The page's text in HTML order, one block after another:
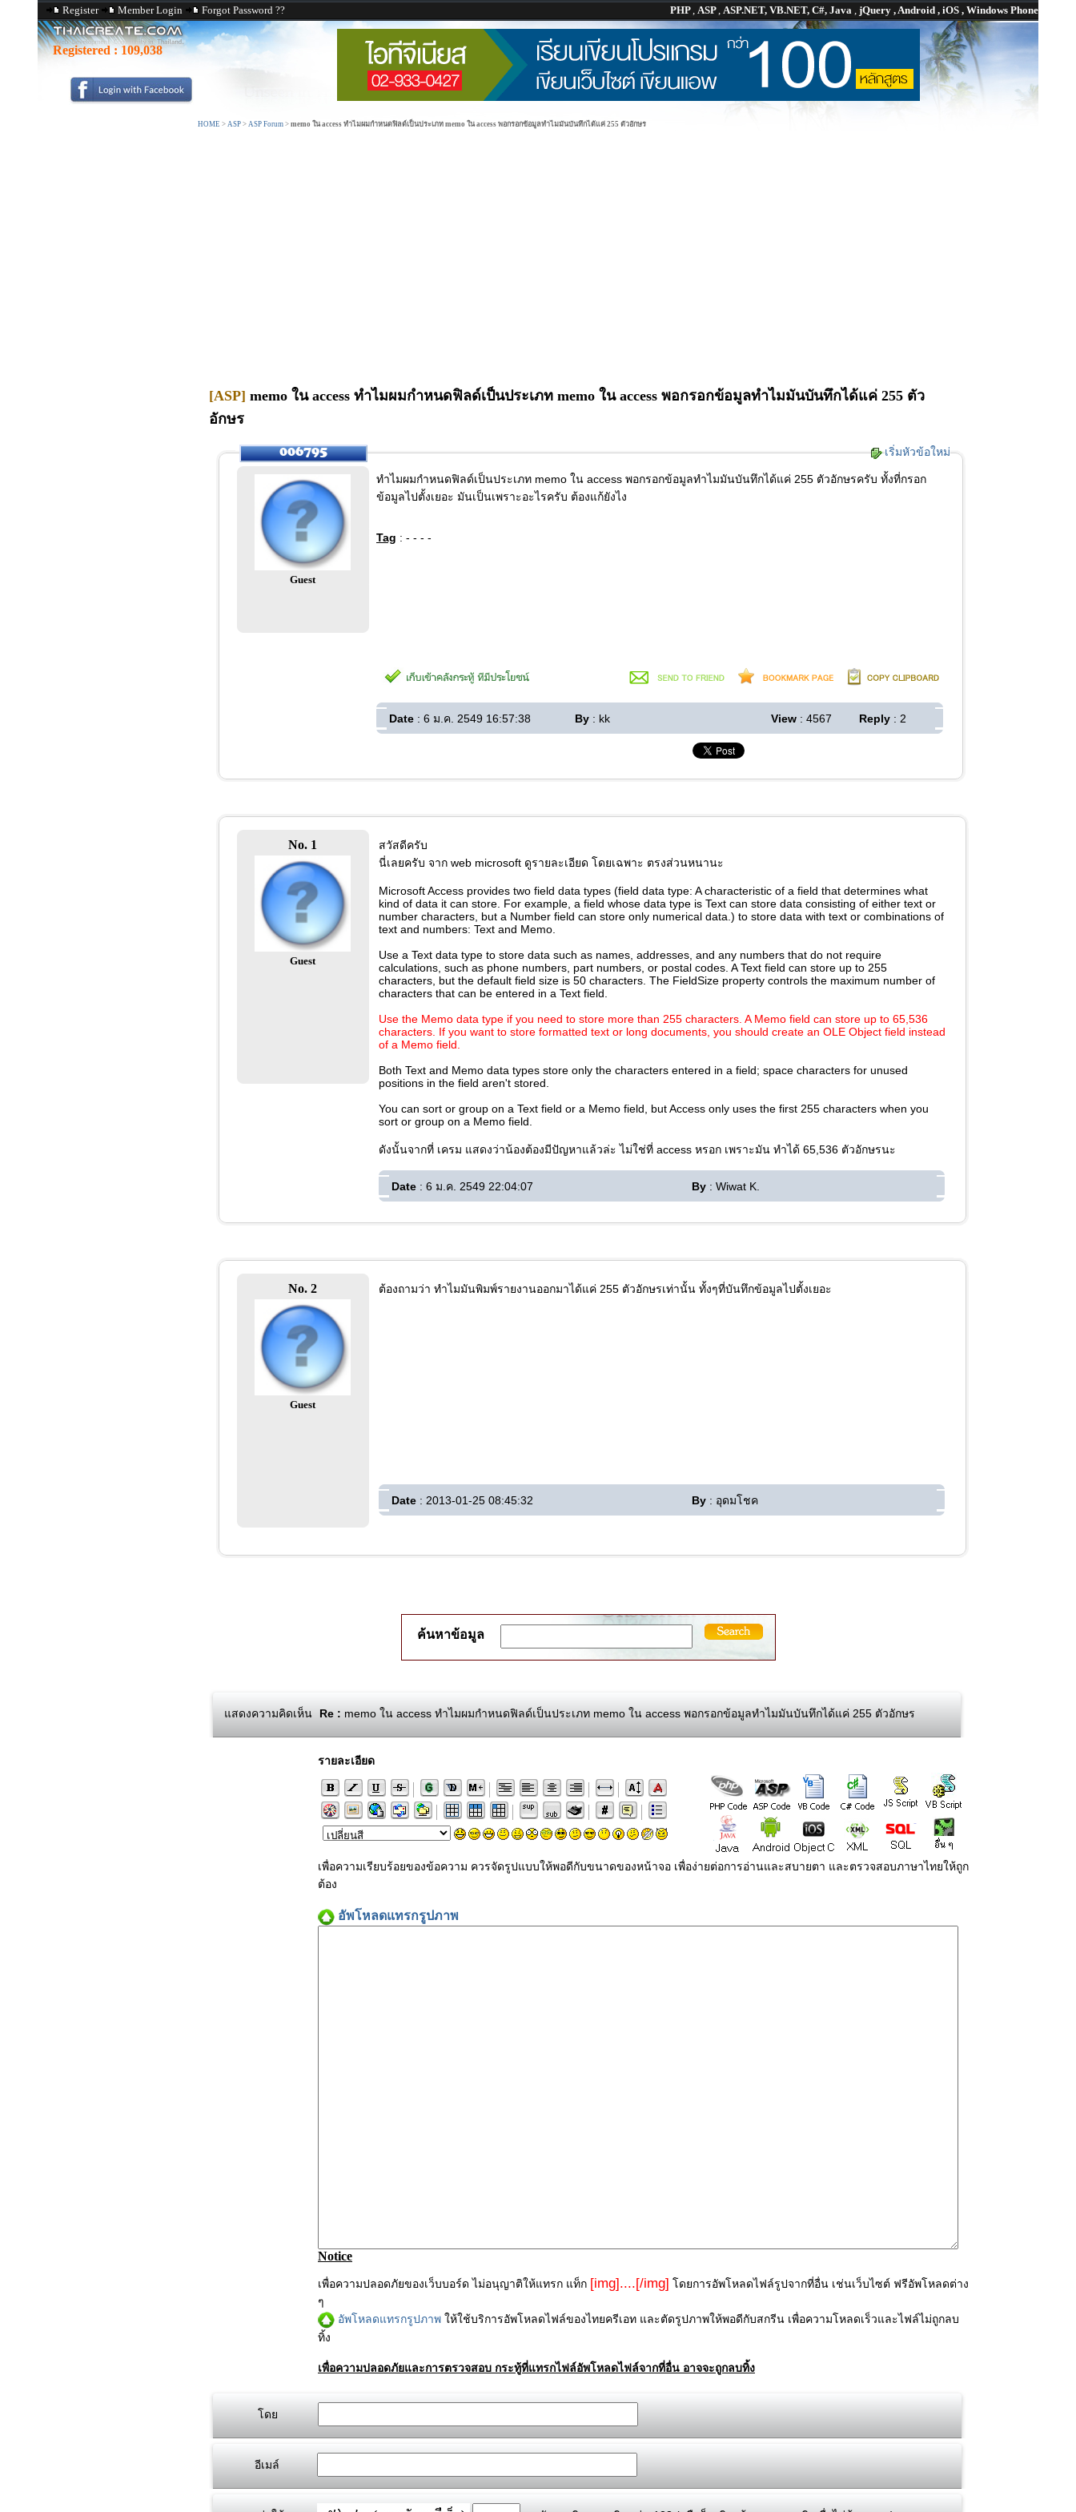
Register Member Login Forgot Password ?? PHP, ASP, ASP.NET, VB.NET, C#, Java , jQuery , Android , iOS , Windows Phone
Registered : 109,038
HOME > ASP > ASP Forum > memo ใน access ทำไมผมกำหนดฟิลด์เป็นประเภท memo ใน access พอกรอกข้อมูลทำไมมันบันทึกได้แค่ 255 ตัวอักษร
[ASP] memo ใน access ทำไมผมกำหนดฟิลด์เป็นประเภท memo ใน access พอกรอกข้อมูลทำไมมันบันทึกได้แค่ 255 ตัว
อักษร
เริ่มหัวข้อใหม่
Guest
ทำไมผมกำหนดฟิลด์เป็นประเภท memo ใน access พอกรอกข้อมูลทำไมมันบันทึกได้แค่ 255 ตัวอักษรครับ ทั้งที่กรอก
ข้อมูลไปตั้งเยอะ มันเป็นเพราะอะไรครับ ต้องแก้ยังไง
Tag : - - - -
Date : 6 ม.ค. 2549 16:57:38 By : kk View : 4567 Reply : 2
No. 1
Guest
สวัสดีครับ
นี่เลยครับ จาก web microsoft ดูรายละเอียด โดยเฉพาะ ตรงส่วนหนานะ
Microsoft Access provides two field data types (field data type: A characteristic of a field that determines what
kind of data it can store. For example, a field whose data type is Text can store data consisting of either text or
number characters, but a Number field can store only numerical data.) to store data with text or combinations of
text and numbers: Text and Memo.
Use a Text data type to store data such as names, addresses, and any numbers that do not require
calculations, such as phone numbers, part numbers, or postal codes. A Text field can store up to 255
characters, but the default field size is 50 characters. The FieldSize property controls the maximum number of
characters that can be entered in a Text field.
Use the Memo data type if you need to store more than 255 characters. A Memo field can store up to 65,536
characters. If you want to store formatted text or long documents, you should create an OLE Object field instead
of a Memo field.
Both Text and Memo data types store only the characters entered in a field; space characters for unused
positions in the field aren't stored.
You can sort or group on a Text field or a Memo field, but Access only uses the first 255 characters when you
sort or group on a Memo field.
ดังนั้นจากที่ เครม แสดงว่าน้องต้องมีปัญหาแล้วล่ะ ไม่ใช่ที่ access หรอก เพราะมัน ทำได้ 65,536 ตัวอักษรนะ
Date : 6 ม.ค. 2549 22:04:07 By : Wiwat K.
No. 2
Guest
ต้องถามว่า ทำไมมันพิมพ์รายงานออกมาได้แค่ 255 ตัวอักษรเท่านั้น ทั้งๆที่บันทึกข้อมูลไปตั้งเยอะ
Date : 2013-01-25 08:45:32 By : อุดมโชค
ค้นหาข้อมูล
แสดงความคิดเห็น Re : memo ใน access ทำไมผมกำหนดฟิลด์เป็นประเภท memo ใน access พอกรอกข้อมูลทำไมมันบันทึกได้แค่ 255 ตัวอักษร
รายละเอียด
เพื่อความเรียบร้อยของข้อความ ควรจัดรูปแบบให้พอดีกับขนาดของหน้าจอ เพื่อง่ายต่อการอ่านและสบายตา และตรวจสอบภาษาไทยให้ถูก
ต้อง
อัพโหลดแทรกรูปภาพ
Notice
เพื่อความปลอดภัยของเว็บบอร์ด ไม่อนุญาติให้แทรก แท็ก [img]....[/img] โดยการอัพโหลดไฟล์รูปจากที่อื่น เช่นเว็บไซต์ ฟรีอัพโหลดต่าง
ๆ
อัพโหลดแทรกรูปภาพ ให้ใช้บริการอัพโหลดไฟล์ของไทยครีเอท และตัดรูปภาพให้พอดีกับสกรีน เพื่อความโหลดเร็วและไฟล์ไม่ถูกลบ
ทิ้ง
เพื่อความปลอดภัยและการตรวจสอบ กระทู้ที่แทรกไฟล์อัพโหลดไฟล์จากที่อื่น อาจจะถูกลบทิ้ง
โดย
อีเมล์